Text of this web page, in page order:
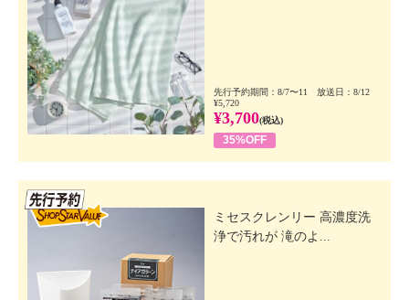
先行予約期間：8/7〜11 放送日：8/12
¥5,720
¥3,700(税込)
35%OFF
ミセスクレンリー 高濃度洗
浄で汚れが 滝のよ...